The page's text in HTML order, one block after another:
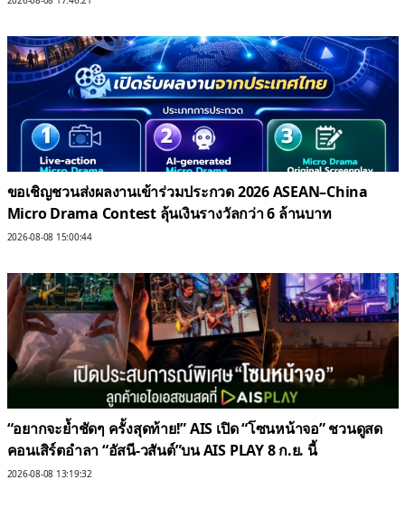
SWC ผนึกกำลัง เซ็นทรัล ฟู้ด รีเทล เปิดตัว ‘The Goody’ ที่ท็อปส์
สาขาแรก ณ เซ็นทรัล นอร์ทวิลล์ พร้อมรุกตลาด Premium Pet
Food & Pet Grooming ทั่วประเทศ
2026-08-08 17:46:21
ขอเชิญชวนส่งผลงานเข้าร่วมประกวด 2026 ASEAN–China
Micro Drama Contest ลุ้นเงินรางวัลกว่า 6 ล้านบาท
2026-08-08 15:00:44